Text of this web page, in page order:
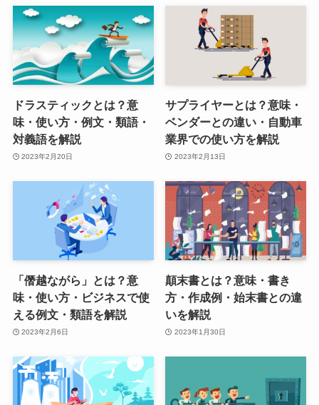
ドラスティックとは？意
味・使い方・例文・類語・
対義語を解説
2023年2月20日
サプライヤーとは？意味・
ベンダーとの違い・自動車
業界での使い方を解説
2023年2月13日
「僭越ながら」とは？意
味・使い方・ビジネスで使
える例文・類語を解説
2023年2月6日
顛末書とは？意味・書き
方・作成例・始末書との違
いを解説
2023年1月30日